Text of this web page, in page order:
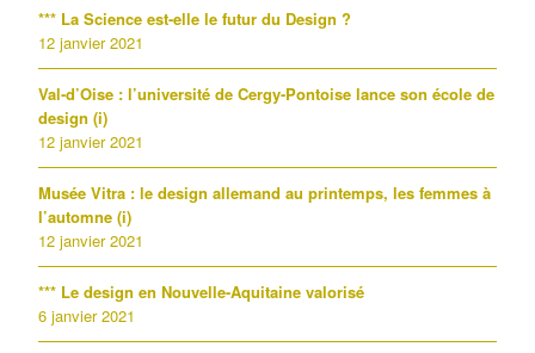
*** La Science est-elle le futur du Design ?
12 janvier 2021
Val-d’Oise : l’université de Cergy-Pontoise lance son école de
design (i)
12 janvier 2021
Musée Vitra : le design allemand au printemps, les femmes à
l’automne (i)
12 janvier 2021
*** Le design en Nouvelle-Aquitaine valorisé
6 janvier 2021